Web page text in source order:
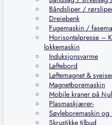
Båndsliper /
Dreiebenk
Fugemaskin /
Horisontalpresse –
lokkemaskin
Induksjonsvarme
Løftebord
Løftemagnet &
Magnetboremaskin
Mobile kraner på hjul
Plasmaskjærer-
Søyleboremaskin og
Skrustikke tilbud